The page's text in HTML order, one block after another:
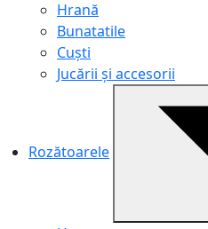
Hrană
Bunatatile
Cuști
Jucării și accesorii
Rozătoarele